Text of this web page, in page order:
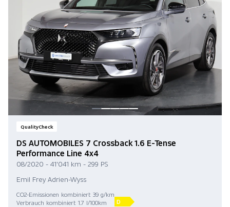
QualityCheck
DS AUTOMOBILES 7 Crossback 1.6 E-Tense
Performance Line 4x4
08/2020 - 41'041 km - 299 PS
Emil Frey Adrien-Wyss
CO2-Emissionen kombiniert 39 g/km
Verbrauch kombiniert 1.7 l/100km
D